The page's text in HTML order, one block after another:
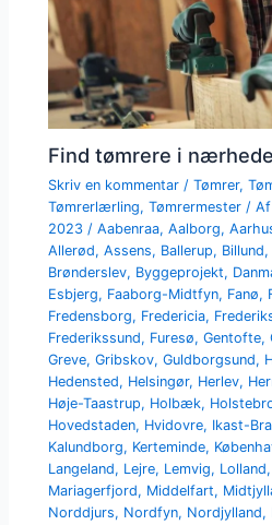
Find tømrere i
Skriv en kommentar /Tømrer,
Tømrerlærling,Tømrermester /
2023 /Aabenraa,Aalborg,
Allerød,Assens, Ballerup, Billund,
Brønderslev, Byggeprojekt,
Esbjerg, Faaborg-Midtfyn, Fanø,
Fredensborg, Fredericia,
Frederikssund, Furesø,Gentofte,
Greve,Gribskov,Guldborgsund,
Hedensted, Helsingør, Herlev,
Høje-Taastrup, Holbæk,
Hovedstaden, Hvidovre, Ikast-
Kalundborg, Kerteminde,
Langeland, Lejre, Lemvig, Lolland,
Mariagerfjord, Middelfart,
Norddjurs, Nordfyn, Nordjylland,